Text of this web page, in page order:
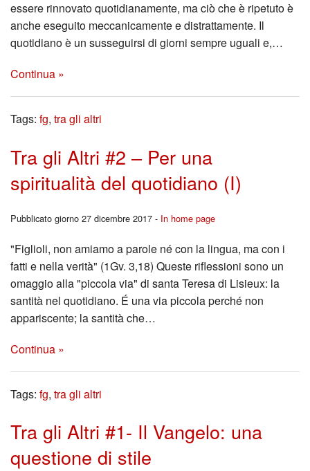
essere rinnovato quotidianamente, ma ciò che è ripetuto è
anche eseguito meccanicamente e distrattamente. Il
quotidiano è un susseguirsi di giorni sempre uguali e,…
Continua »
Tags: fg, tra gli altri
Tra gli Altri #2 – Per una
spiritualità del quotidiano (I)
Pubblicato giorno 27 dicembre 2017 - In home page
"Figlioli, non amiamo a parole né con la lingua, ma con i
fatti e nella verità" (1Gv. 3,18) Queste riflessioni sono un
omaggio alla "piccola via" di santa Teresa di Lisieux: la
santità nel quotidiano. É una via piccola perché non
appariscente; la santità che…
Continua »
Tags: fg, tra gli altri
Tra gli Altri #1- Il Vangelo: una
questione di stile